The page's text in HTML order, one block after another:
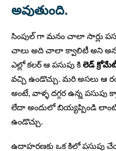
అవుతుంది.
సింపుల్ గా మనం చాలా సార్లు
చాలు అది చాలా క్వాలిటీ అని
ఎల్లో కలర్ ఆ పసుపు కి లెడ్
వచ్చి ఉండొచ్చు. మరి అసలు ఆ
అంటే, వాళ్ళ దగ్గర ఉన్న
లేదా అందులో బియ్యప్పిండి
ఉండొచ్చు.
ఉదాహరణకు ఒక కిలో పసుపు